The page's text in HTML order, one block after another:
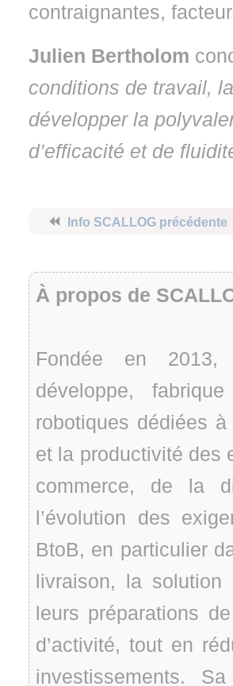
contraignantes,
Julien Bertholom
conditions de travail,
développer la
d’efficacité et de
⏪ Info SCALLOG précédente
À propos de
Fondée en 2013,
développe,
robotiques dédiées à
et la productivité des
commerce, de la
l’évolution des
BtoB, en particulier
livraison, la solution
leurs préparations
d’activité, tout en
investissements.